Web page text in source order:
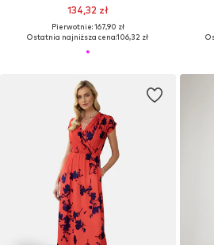
134,32 zł
Pierwotnie: 167,90 zł
Ostatnia najniższa cena:106,32 zł